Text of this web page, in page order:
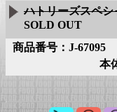
ハトリーズスペ
SOLD OUT
商品番号：J-67095
本